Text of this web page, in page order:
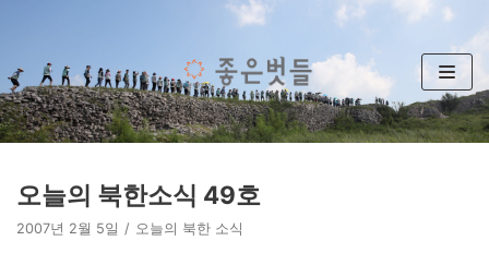
츠
로
건
뛰
기
오늘의 북한소식 49호
2007년 2월 5일 오늘의 북한 소식